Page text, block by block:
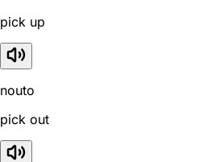
pick up
nouto
pick out